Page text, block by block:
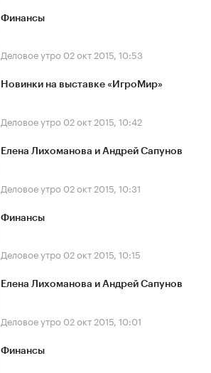
Финансы
Деловое утро 02 окт 2015, 10:53
Новинки на выставке «ИгроМир»
Деловое утро 02 окт 2015, 10:42
Елена Лихоманова и Андрей Сапунов
Деловое утро 02 окт 2015, 10:31
Финансы
Деловое утро 02 окт 2015, 10:15
Елена Лихоманова и Андрей Сапунов
Деловое утро 02 окт 2015, 10:01
Финансы